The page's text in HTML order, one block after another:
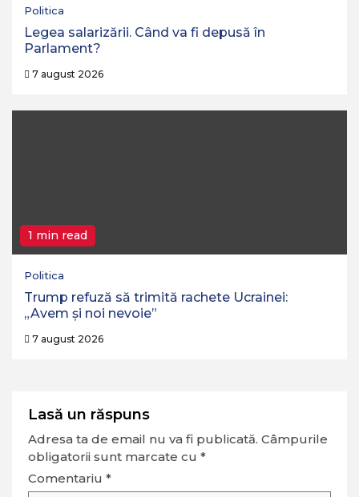
Politica
Legea salarizării. Când va fi depusă în
Parlament?
7 august 2026
1 min read
Politica
Trump refuză să trimită rachete Ucrainei:
„Avem și noi nevoie”
7 august 2026
Lasă un răspuns
Adresa ta de email nu va fi publicată. Câmpurile
obligatorii sunt marcate cu *
Comentariu *